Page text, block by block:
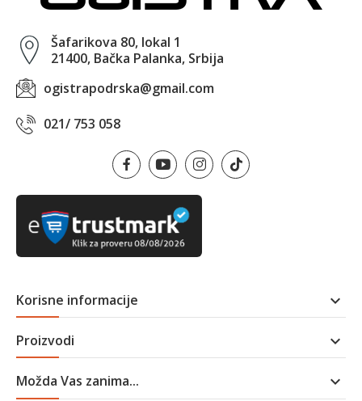
Šafarikova 80, lokal 1
21400, Bačka Palanka, Srbija
ogistrapodrska@gmail.com
021/ 753 058
Korisne informacije 
Proizvodi 
Možda Vas zanima... 